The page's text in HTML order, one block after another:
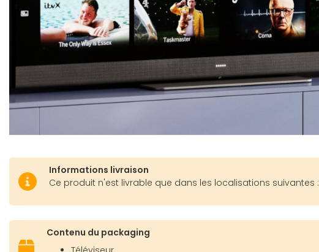
Informations livraison
Ce produit n'est livrable que dans les localisations suivantes :
Contenu du packaging